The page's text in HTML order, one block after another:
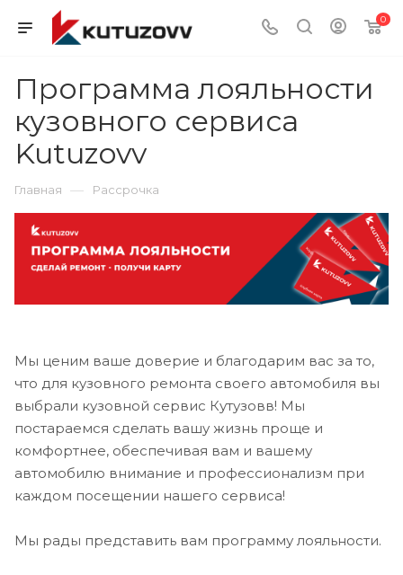
0
Программа лояльности
кузовного сервиса
Kutuzovv
Главная — Рассрочка
Мы ценим ваше доверие и благодарим вас за то,
что для кузовного ремонта своего автомобиля вы
выбрали кузовной сервис Кутузовв! Мы
постараемся сделать вашу жизнь проще и
комфортнее, обеспечивая вам и вашему
автомобилю внимание и профессионализм при
каждом посещении нашего сервиса!
Мы рады представить вам программу лояльности.